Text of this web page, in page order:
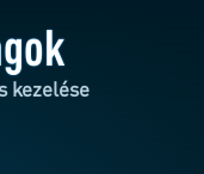
kezelése